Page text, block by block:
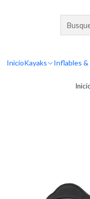
InicioKayaks Inflables &